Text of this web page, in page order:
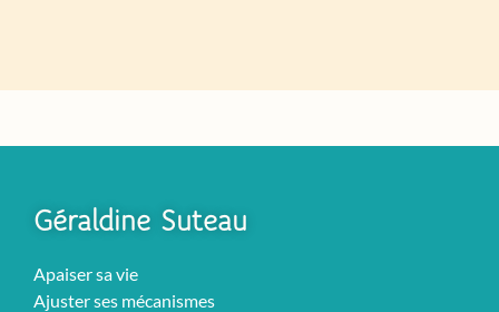
Géraldine Suteau
Apaiser sa vie
Ajuster ses mécanismes